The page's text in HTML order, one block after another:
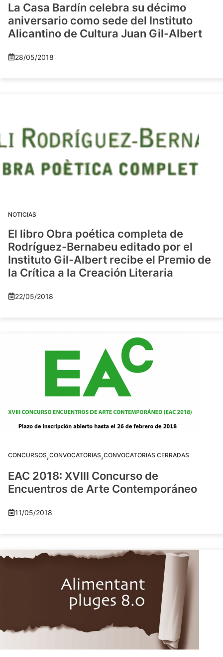
La Casa Bardín celebra su décimo
aniversario como sede del Instituto
Alicantino de Cultura Juan Gil-Albert
28/05/2018
NOTICIAS
El libro Obra poética completa de
Rodríguez-Bernabeu editado por el
Instituto Gil-Albert recibe el Premio de
la Crítica a la Creación Literaria
22/05/2018
CONCURSOS,CONVOCATORIAS,CONVOCATORIAS CERRADAS
EAC 2018: XVIII Concurso de
Encuentros de Arte Contemporáneo
11/05/2018